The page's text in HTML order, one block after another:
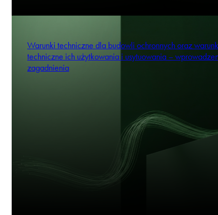
Warunki techniczne dla budowli ochronnych oraz
techniczne ich użytkowania i usytuowania –
zagadnienia